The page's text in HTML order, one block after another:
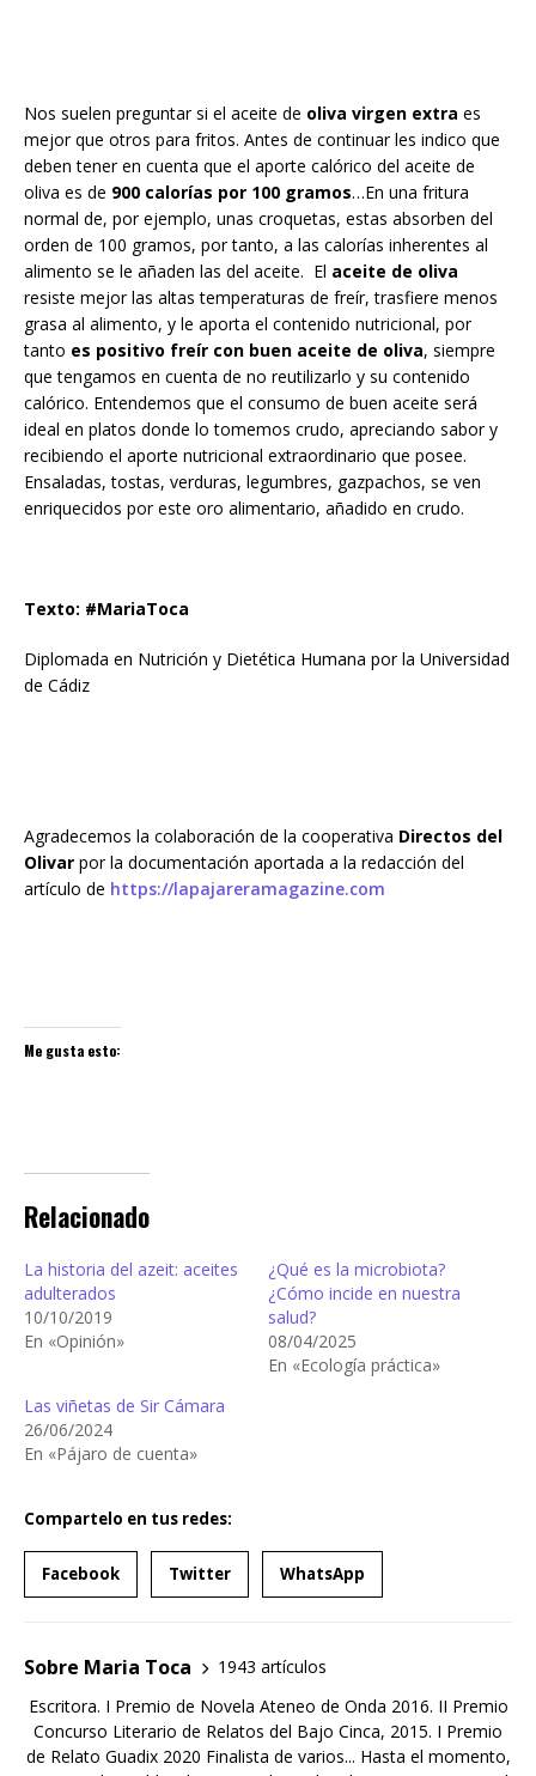
Nos suelen preguntar si el aceite de oliva virgen extra es
mejor que otros para fritos. Antes de continuar les indico que
deben tener en cuenta que el aporte calórico del aceite de
oliva es de 900 calorías por 100 gramos…En una fritura
normal de, por ejemplo, unas croquetas, estas absorben del
orden de 100 gramos, por tanto, a las calorías inherentes al
alimento se le añaden las del aceite. El aceite de oliva
resiste mejor las altas temperaturas de freír, trasfiere menos
grasa al alimento, y le aporta el contenido nutricional, por
tanto es positivo freír con buen aceite de oliva, siempre
que tengamos en cuenta de no reutilizarlo y su contenido
calórico. Entendemos que el consumo de buen aceite será
ideal en platos donde lo tomemos crudo, apreciando sabor y
recibiendo el aporte nutricional extraordinario que posee.
Ensaladas, tostas, verduras, legumbres, gazpachos, se ven
enriquecidos por este oro alimentario, añadido en crudo.
Texto: #MariaToca
Diplomada en Nutrición y Dietética Humana por la Universidad
de Cádiz
Agradecemos la colaboración de la cooperativa Directos del
Olivar por la documentación aportada a la redacción del
artículo de https://lapajareramagazine.com
Me gusta esto:
Relacionado
La historia del azeit: aceites
adulterados
10/10/2019
En «Opinión»
¿Qué es la microbiota?
¿Cómo incide en nuestra
salud?
08/04/2025
En «Ecología práctica»
Las viñetas de Sir Cámara
26/06/2024
En «Pájaro de cuenta»
Compartelo en tus redes:
Facebook Twitter WhatsApp
Sobre Maria Toca
1943 artículos
Escritora. I Premio de Novela Ateneo de Onda 2016. II Premio
Concurso Literario de Relatos del Bajo Cinca, 2015. I Premio
de Relato Guadix 2020 Finalista de varios... Hasta el momento,